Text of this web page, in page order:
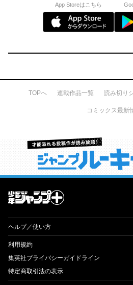
App Storeはこちら
TOPへ 連載作品一覧 読み切り
コミックス最新
才能溢れる投稿作が読み放題
ヘルプ／使い方
利用規約
集英社プライバシーガイドライン
特定商取引法の表示